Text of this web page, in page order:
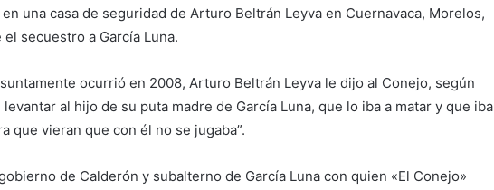
una casa de seguridad de Arturo Beltrán Leyva en Cuernavaca, Morelos,
secuestro a García Luna.
ocurrió en 2008, Arturo Beltrán Leyva le dijo al Conejo, según
levantar al hijo de su puta madre de García Luna, que lo iba a matar y que iba
que vieran que con él no se jugaba”.
de Calderón y subalterno de García Luna con quien «El Conejo»